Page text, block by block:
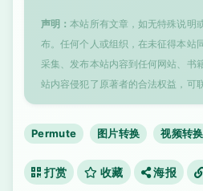
声明：本站所有文章，如无特殊说明
布。任何个人或组织，在未征得本站
采集、发布本站内容到任何网站、书
站内容侵犯了原著者的合法权益，可
Permute 图片转换 视频转换
打赏 收藏 海报